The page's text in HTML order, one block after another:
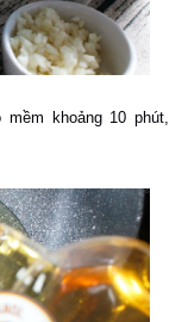
khoảng 10 phút,